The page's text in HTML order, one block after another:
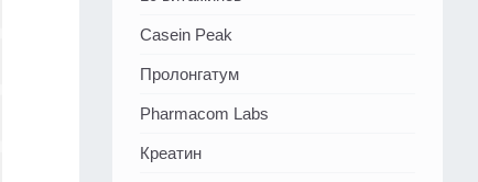
Casein Peak
Пролонгатум
Pharmacom Labs
Креатин